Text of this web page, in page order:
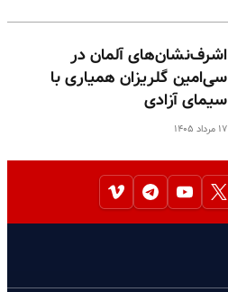
اشرف‌نشان‌های آلمان در
سی‌امین گلریزان همیاری با
سیمای آزادی
۱۷ مرداد ۱۴۰۵